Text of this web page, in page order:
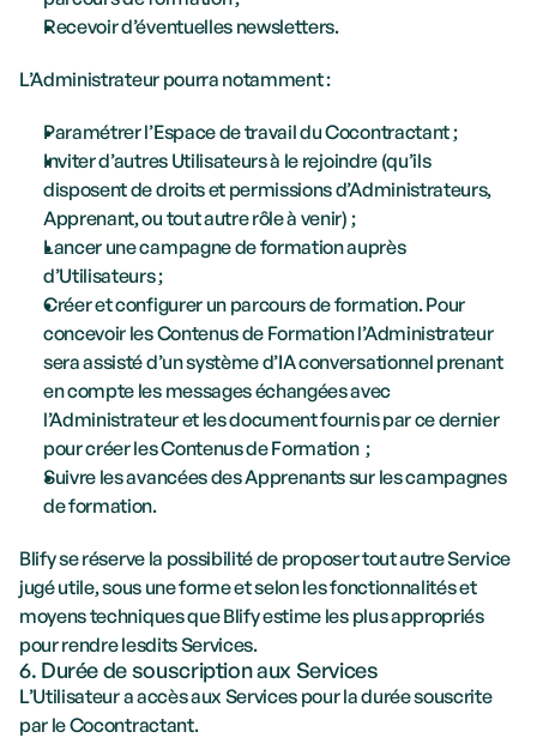
Recevoir d’éventuelles newsletters.
L’Administrateur pourra notamment :
Paramétrer l’Espace de travail du Cocontractant ;
Inviter d’autres Utilisateurs à le rejoindre (qu’ils
disposent de droits et permissions d’Administrateurs,
Apprenant, ou tout autre rôle à venir) ;
Lancer une campagne de formation auprès
d’Utilisateurs ;
Créer et configurer un parcours de formation. Pour
concevoir les Contenus de Formation l’Administrateur
sera assisté d’un système d’IA conversationnel prenant
en compte les messages échangées avec
l’Administrateur et les document fournis par ce dernier
pour créer les Contenus de Formation  ;
Suivre les avancées des Apprenants sur les campagnes
de formation.
Blify se réserve la possibilité de proposer tout autre Service
jugé utile, sous une forme et selon les fonctionnalités et
moyens techniques que Blify estime les plus appropriés
pour rendre lesdits Services.
6. Durée de souscription aux Services
L’Utilisateur a accès aux Services pour la durée souscrite
par le Cocontractant.